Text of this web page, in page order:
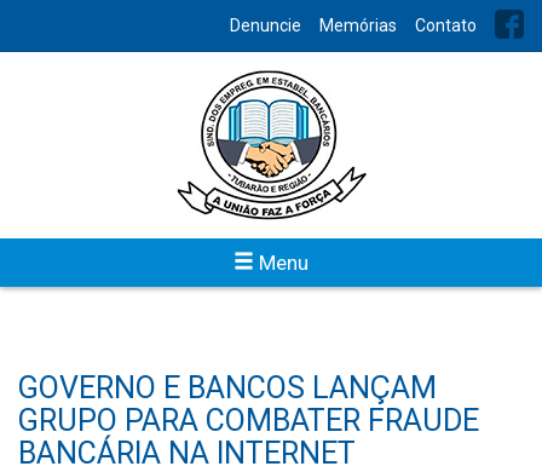
Denuncie Memórias Contato
Menu
GOVERNO E BANCOS LANÇAM
GRUPO PARA COMBATER FRAUDE
BANCÁRIA NA INTERNET